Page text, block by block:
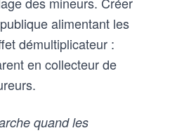
alimentant les
démultiplicateur :
en collecteur de
quand les